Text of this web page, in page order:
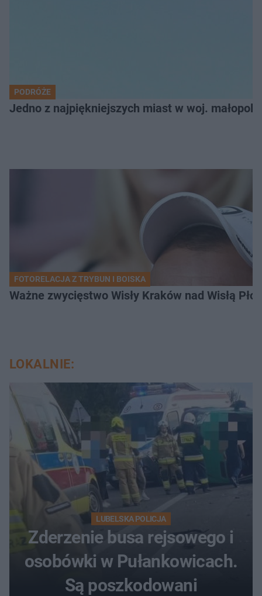
PODRÓŻE
Jedno z najpiękniejszych miast w woj.
FOTORELACJA Z TRYBUN I BOISKA
Ważne zwycięstwo Wisły Kraków nad Wisłą
LOKALNIE:
LUBELSKA POLICJA
Zderzenie busa rejsowego i
osobówki w Pułankowicach.
Są poszkodowani